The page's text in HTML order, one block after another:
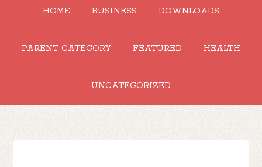
HOME BUSINESS DOWNLOADS
PARENT CATEGORY FEATURED HEALTH
UNCATEGORIZED